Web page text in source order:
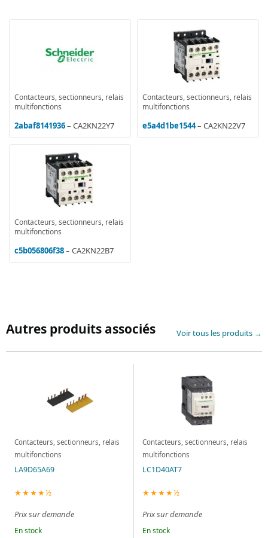
Contacteurs, sectionneurs, relais
multifonctions
2abaf8141936– CA2KN22Y7
Contacteurs, sectionneurs, relais
multifonctions
e5a4d1be1544– CA2KN22V7
Contacteurs, sectionneurs, relais
multifonctions
c5b056806f38– CA2KN22B7
Autres produits associés Voir tous les produits →
Contacteurs, sectionneurs, relais
multifonctions
LA9D65A69
★★★★½
Prix sur demande
En stock
Contacteurs, sectionneurs, relais
multifonctions
LC1D40AT7
★★★★½
Prix sur demande
En stock